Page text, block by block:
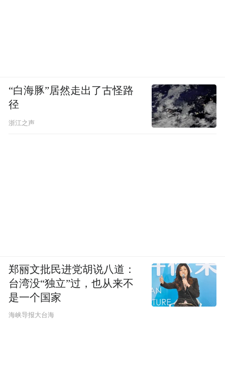
“白海豚”居然走出了古怪路
径
浙江之声
郑丽文批民进党胡说八道：
台湾没“独立”过，也从来不
是一个国家
​海峡导报大台海